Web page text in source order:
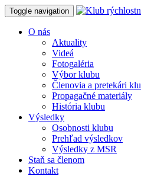
Toggle navigation
O nás
Aktuality
Videá
Fotogaléria
Výbor klubu
Členovia a pretekári
Propagačné materiály
História klubu
Výsledky
Osobnosti klubu
Prehľad výsledkov
Výsledky z MSR
Staň sa členom
Kontakt